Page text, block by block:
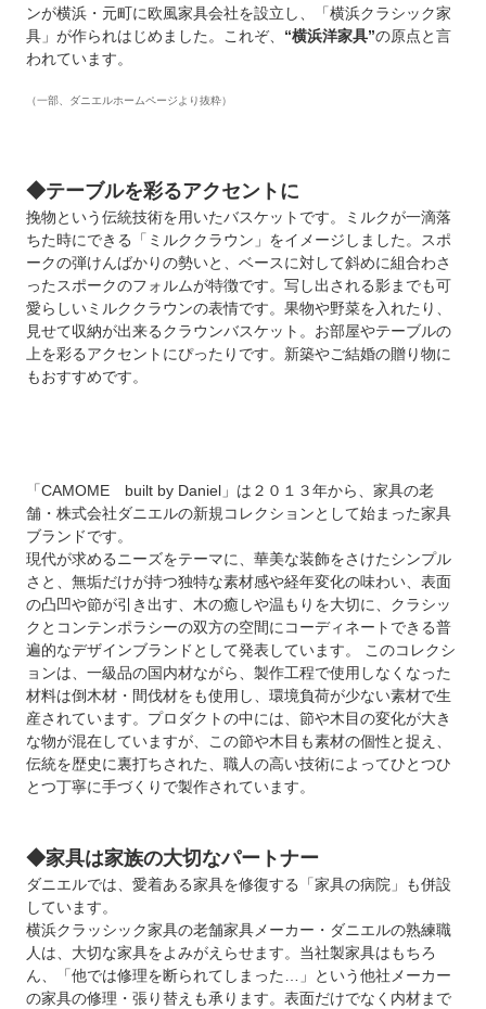
ンが横浜・元町に欧風家具会社を設立し、「横浜クラシック家
具」が作られはじめました。これぞ、 “横浜洋家具”の原点と言
われています。
（一部、ダニエルホームページより抜粋）
◆テーブルを彩るアクセントに
挽物という伝統技術を用いたバスケットです。ミルクが一滴落
ちた時にできる「ミルククラウン」をイメージしました。スポ
ークの弾けんばかりの勢いと、ベースに対して斜めに組合わさ
ったスポークのフォルムが特徴です。写し出される影までも可
愛らしいミルククラウンの表情です。果物や野菜を入れたり、
見せて収納が出来るクラウンバスケット。お部屋やテーブルの
上を彩るアクセントにぴったりです。新築やご結婚の贈り物に
もおすすめです。
「CAMOME built by Daniel」は２０１３年から、家具の老
舗・株式会社ダニエルの新規コレクションとして始まった家具
ブランドです。
現代が求めるニーズをテーマに、華美な装飾をさけたシンプル
さと、無垢だけが持つ独特な素材感や経年変化の味わい、表面
の凸凹や節が引き出す、木の癒しや温もりを大切に、クラシッ
クとコンテンポラシーの双方の空間にコーディネートできる普
遍的なデザインブランドとして発表しています。 このコレクシ
ョンは、一級品の国内材ながら、製作工程で使用しなくなった
材料は倒木材・間伐材をも使用し、環境負荷が少ない素材で生
産されています。プロダクトの中には、節や木目の変化が大き
な物が混在していますが、この節や木目も素材の個性と捉え、
伝統を歴史に裏打ちされた、職人の高い技術によってひとつひ
とつ丁寧に手づくりで製作されています。
◆家具は家族の大切なパートナー
ダニエルでは、愛着ある家具を修復する「家具の病院」も併設
しています。
横浜クラッシック家具の老舗家具メーカー・ダニエルの熟練職
人は、大切な家具をよみがえらせます。当社製家具はもちろ
ん、「他では修理を断られてしまった…」という他社メーカー
の家具の修理・張り替えも承ります。表面だけでなく内材まで